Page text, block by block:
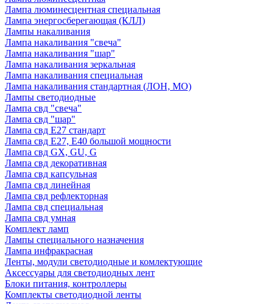
Лампа люминесцентная специальная
Лампа энергосберегающая (КЛЛ)
Лампы накаливания
Лампа накаливания "свеча"
Лампа накаливания "шар"
Лампа накаливания зеркальная
Лампа накаливания специальная
Лампа накаливания стандартная (ЛОН, МО)
Лампы светодиодные
Лампа свд "свеча"
Лампа свд "шар"
Лампа свд E27 стандарт
Лампа свд E27, Е40 большой мощности
Лампа свд GX, GU, G
Лампа свд декоративная
Лампа свд капсульная
Лампа свд линейная
Лампа свд рефлекторная
Лампа свд специальная
Лампа свд умная
Комплект ламп
Лампы специального назначения
Лампа инфракрасная
Ленты, модули светодиодные и комлектующие
Аксессуары для светодиодных лент
Блоки питания, контроллеры
Комплекты светодиодной ленты